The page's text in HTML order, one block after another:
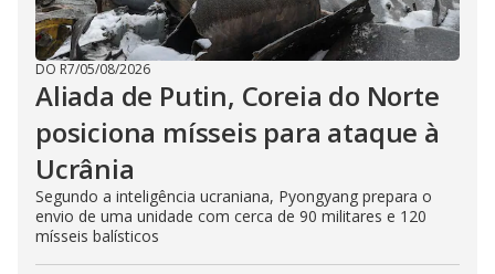
DO R7/05/08/2026
Aliada de Putin, Coreia do Norte
posiciona mísseis para ataque à
Ucrânia
Segundo a inteligência ucraniana, Pyongyang prepara o
envio de uma unidade com cerca de 90 militares e 120
mísseis balísticos